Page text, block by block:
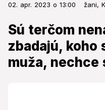
02. apr. 2023 o 13:00 žani,
Sú terčom
zbadajú, koho
muža, nechce
Sú terčom
zbadajú, koho
muža, nechce
Párik musí brániť svoj
že ide o podvod.